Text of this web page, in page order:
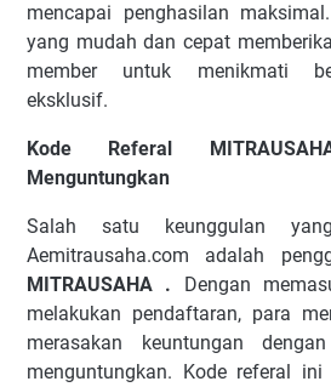
mencapai penghasilan
yang mudah dan cepat
member untuk menikmati
eksklusif.
Kode Referal
Menguntungkan
Salah satu keunggulan
Aemitrausaha.com adalah
MITRAUSAHA . Dengan
melakukan pendaftaran, para
merasakan keuntungan
menguntungkan. Kode referal